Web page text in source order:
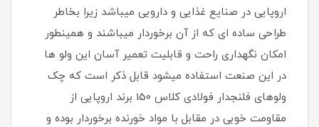
اروپایی در صنایع غذایی و دارویی میباشد زیرا بخاطر
طراحی ساده ای که از آن برخوردار میباشند و همینطور
امکان نگهداری راحت و قابلیت تعمیر آسان این ولو ها
در این صنعت استفاده میشود قابل ذکر است که چک
ولوهای فلنجدار فولادی کلاس 150 برند اروپایی از
مقاومت خوبی در مقابل با مواد خورنده برخوردار بوده و